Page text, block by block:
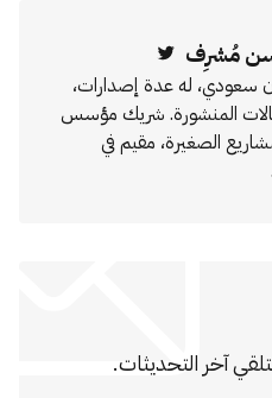
مُشرِف
سعودي، له عدة إصدارات،
المنشورة. شريك مؤسس
الصغيرة، مقيم في
آخر التحديثات.